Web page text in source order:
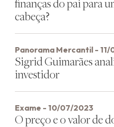
finanças do pai para
cabeça?
Panorama Mercantil -
Sigrid Guimarães
investidor
Exame - 10/07/2023
O preço e o valor de